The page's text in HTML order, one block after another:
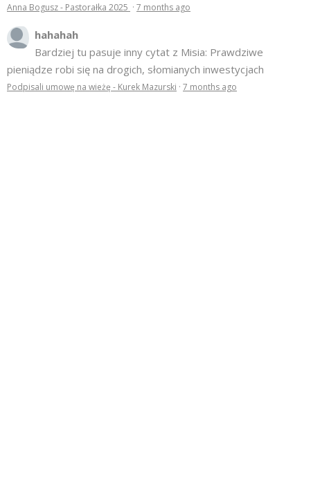
Anna Bogusz - Pastorałka 2025 · 7 months ago
hahahah
Bardziej tu pasuje inny cytat z Misia: Prawdziwe
pieniądze robi się na drogich, słomianych inwestycjach
Podpisali umowę na wieżę - Kurek Mazurski · 7 months ago